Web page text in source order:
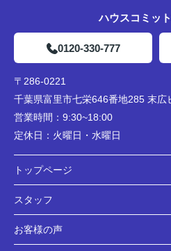
ハウスコミッ
0120-330-777
〒286-0221
千葉県富里市七栄646番地285 末広
営業時間： 9:30~18:00
定休日： 火曜日・水曜日
トップページ
スタッフ
お客様の声